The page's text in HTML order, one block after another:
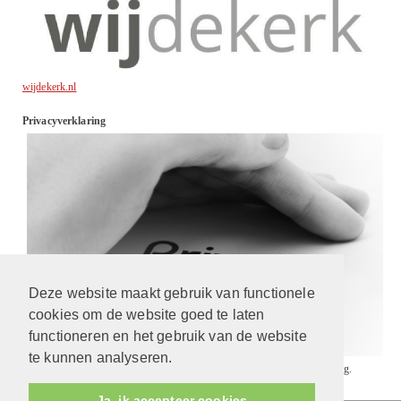
Deze website maakt gebruik van functionele
cookies om de website goed te laten
functioneren en het gebruik van de website
te kunnen analyseren.
wijdekerk.nl
Privacyverklaring
Wij gaan respectvol met uw gegevens om. Lees onze privacyverklaring.